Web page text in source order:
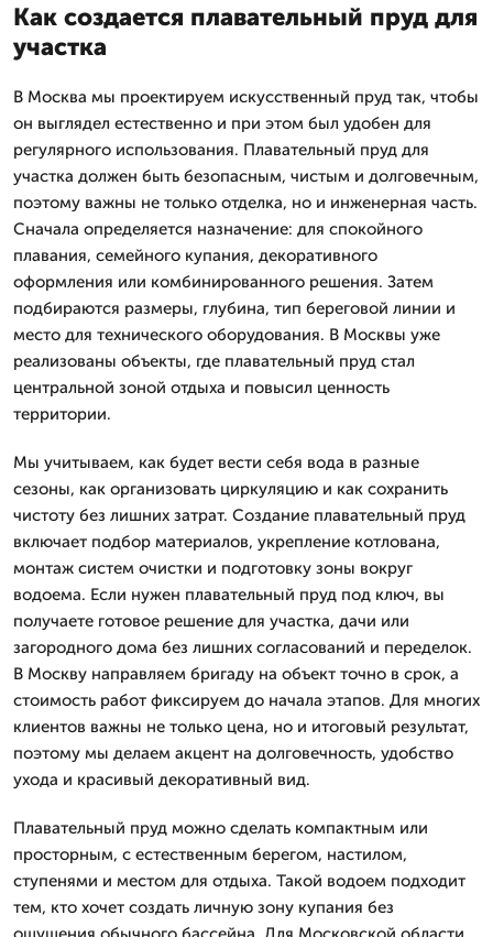
Как создается плавательный пруд для
участка
В Москва мы проектируем искусственный пруд так, чтобы
он выглядел естественно и при этом был удобен для
регулярного использования. Плавательный пруд для
участка должен быть безопасным, чистым и долговечным,
поэтому важны не только отделка, но и инженерная часть.
Сначала определяется назначение: для спокойного
плавания, семейного купания, декоративного
оформления или комбинированного решения. Затем
подбираются размеры, глубина, тип береговой линии и
место для технического оборудования. В Москвы уже
реализованы объекты, где плавательный пруд стал
центральной зоной отдыха и повысил ценность
территории.
Мы учитываем, как будет вести себя вода в разные
сезоны, как организовать циркуляцию и как сохранить
чистоту без лишних затрат. Создание плавательный пруд
включает подбор материалов, укрепление котлована,
монтаж систем очистки и подготовку зоны вокруг
водоема. Если нужен плавательный пруд под ключ, вы
получаете готовое решение для участка, дачи или
загородного дома без лишних согласований и переделок.
В Москву направляем бригаду на объект точно в срок, а
стоимость работ фиксируем до начала этапов. Для многих
клиентов важны не только цена, но и итоговый результат,
поэтому мы делаем акцент на долговечность, удобство
ухода и красивый декоративный вид.
Плавательный пруд можно сделать компактным или
просторным, с естественным берегом, настилом,
ступенями и местом для отдыха. Такой водоем подходит
тем, кто хочет создать личную зону купания без